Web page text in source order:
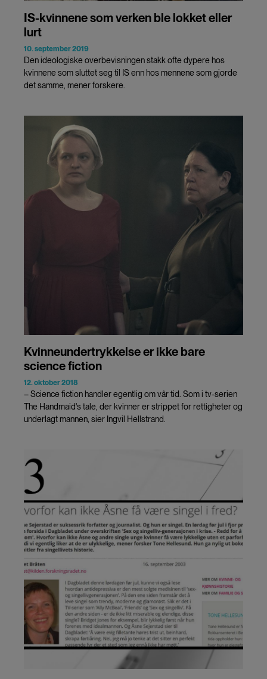
IS-kvinnene som verken ble lokket eller
lurt
10. september 2019
Den ideologiske overbevisningen stakk ofte dypere hos
kvinnene som sluttet seg til IS enn hos mennene som gjorde
det samme, mener forskere.
Kvinneundertrykkelse er ikke bare
science fiction
12. oktober 2018
– Science fiction handler egentlig om vår tid. Som i tv-serien
The Handmaid's tale, der kvinner er strippet for rettigheter og
underlagt mannen, sier Ingvil Hellstrand.